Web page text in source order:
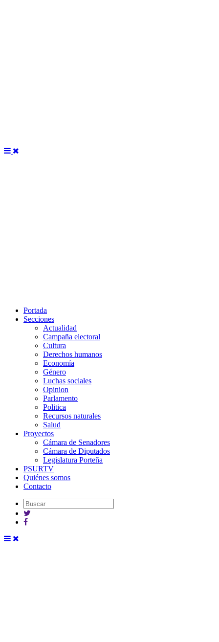
Portada
Secciones
Actualidad
Campaña electoral
Cultura
Derechos humanos
Economía
Género
Luchas sociales
Opinion
Parlamento
Politica
Recursos naturales
Salud
Proyectos
Cámara de Senadores
Cámara de Diputados
Legislatura Porteña
PSURTV
Quiénes somos
Contacto